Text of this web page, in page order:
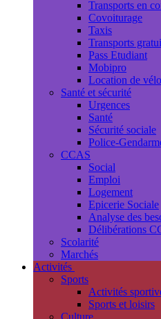
Transports en
Covoiturage
Taxis
Transports
Pass Etudiant
Mobipro
Location de
Santé et sécurité
Urgences
Santé
Sécurité sociale
Police-
CCAS
Social
Emploi
Logement
Epicerie Sociale
Analyse des
Délibérations
Scolarité
Marchés
Activités
Sports
Activités
Sports et loisirs
Culture